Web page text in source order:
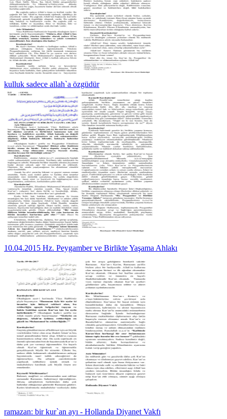
kulluk sadece allah`a özgüdür
10.04.2015 Hz. Peygamber ve Birlikte Yaşama Ahlakı
ramazan: bir kur`an ayı - Hollanda Diyanet Vakfı